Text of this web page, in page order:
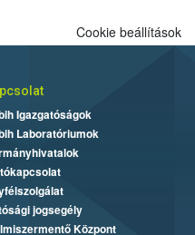
Cookie beállítások
Igazgatóságok
Laboratóriumok
jogsegély
Központ